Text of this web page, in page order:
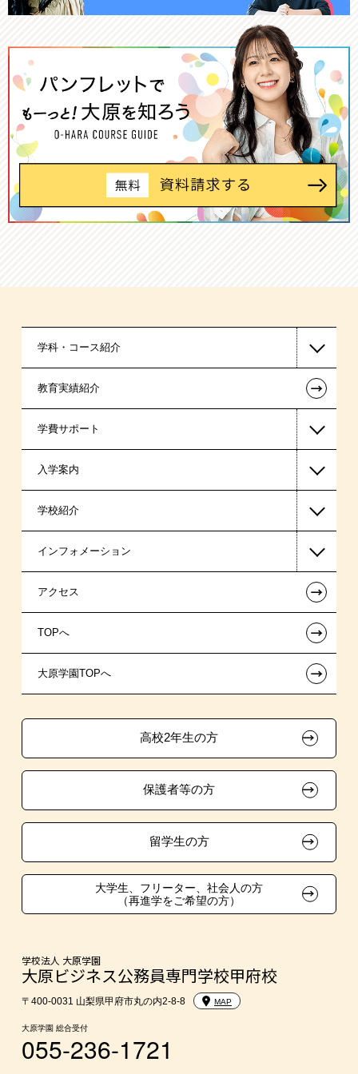
学科・コース紹介
国家公務員・地方公務員系
警察官・消防官系
税理士系
ビジネス系
東京経営大学 学士取得コース
教育実績紹介 ←
学費サポート
高等教育の修学支援新制度
日本学生支援機構の奨学金
国の教育ローン
提携教育ローン
新聞奨学生
試験による特待生制度
入学案内
一般入学
AO入学
指定校推薦入学
指定校自己推薦入学
特別推薦入学
生徒会活動推薦入学
在校生・卒業生紹介推薦入学
大学生・短期大学生特別入学
学費
東京経営大学への3年次編入学
入学前のお勧め学習システム
大学・短期大学・公務員併願制度
学校紹介
在校生からあなたへ
夢を叶えた先輩たち
施設・研修所
学生寮・マンションのご案内
大原学園グループ案内
インフォメーション
お知らせ・新着情報
在校生へのお知らせ
各種証明書の発行ご希望の方
採用ご担当の方
アクセス ←
TOPへ ←
大原学園TOPへ ←
高校2年生の方
保護者等の方
留学生の方
大学生、フリーター、社会人の方
（再進学をご希望の方）
学校法人 大原学園
大原ビジネス公務員専門学校甲府校
〒400-0031 山梨県甲府市丸の内2-8-8 MAP
大原学園 総合受付
055-236-1721